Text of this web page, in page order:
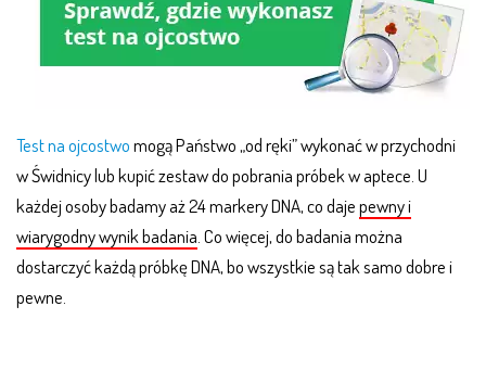
Test na ojcostwomogą Państwo „od ręki” wykonać w przychodni
w Świdnicy lub kupić zestaw do pobrania próbek w aptece. U
każdej osoby badamy aż 24 markery DNA, co dajepewny i
wiarygodny wynik badania . Co więcej, do badania można
dostarczyć każdą próbkę DNA, bo wszystkie są tak samo dobre i
pewne.